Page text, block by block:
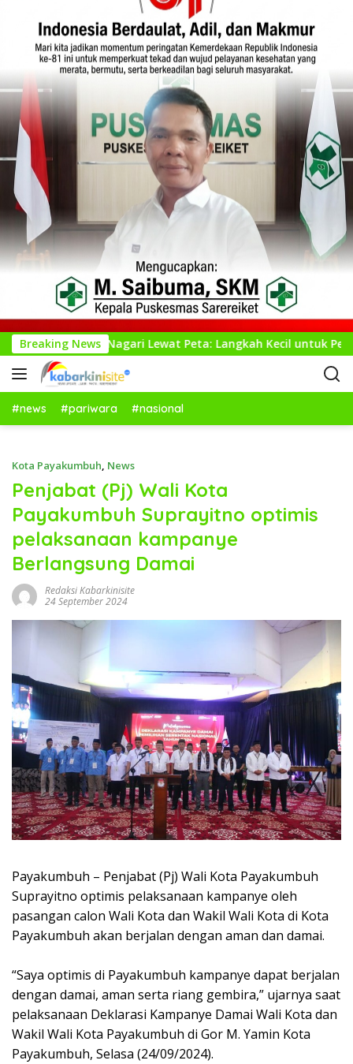
Breaking News
Nagari Lewat Peta: Langkah Kecil untuk Perencanaan
#news #pariwara #nasional
Kota Payakumbuh, News
Penjabat (Pj) Wali Kota
Payakumbuh Suprayitno optimis
pelaksanaan kampanye
Berlangsung Damai
Redaksi Kabarkinisite
24 September 2024
Payakumbuh – Penjabat (Pj) Wali Kota Payakumbuh
Suprayitno optimis pelaksanaan kampanye oleh
pasangan calon Wali Kota dan Wakil Wali Kota di Kota
Payakumbuh akan berjalan dengan aman dan damai.
“Saya optimis di Payakumbuh kampanye dapat berjalan
dengan damai, aman serta riang gembira,” ujarnya saat
pelaksanaan Deklarasi Kampanye Damai Wali Kota dan
Wakil Wali Kota Payakumbuh di Gor M. Yamin Kota
Payakumbuh, Selasa (24/09/2024).